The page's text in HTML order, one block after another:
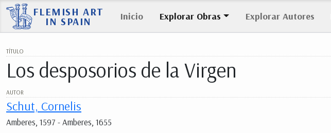
FLEMISH ART
IN SPAIN Inicio Explorar Obras Explorar Autores
TÍTULO
Los desposorios de la Virgen
AUTOR
Schut, Cornelis
Amberes, 1597 - Amberes, 1655